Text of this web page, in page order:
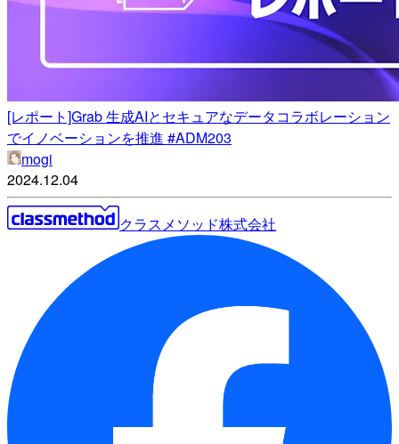
[レポート]Grab 生成AIとセキュアなデータコラボレーション
でイノベーションを推進 #ADM203
mogi
2024.12.04
クラスメソッド株式会社